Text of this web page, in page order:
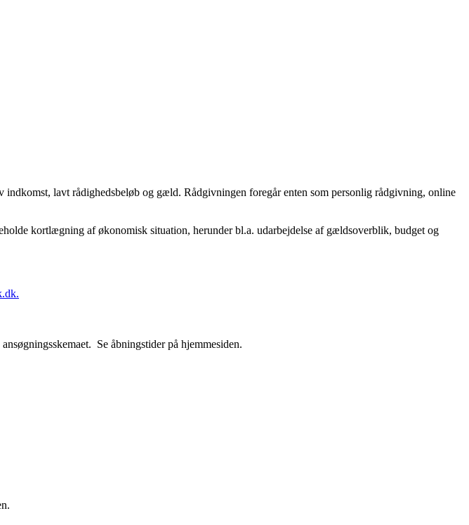
lavt rådighedsbeløb og gæld. Rådgivningen foregår enten som personlig rådgivning, online
kortlægning af økonomisk situation, herunder bl.a. udarbejdelse af gældsoverblik, budget og
Se åbningstider på hjemmesiden.